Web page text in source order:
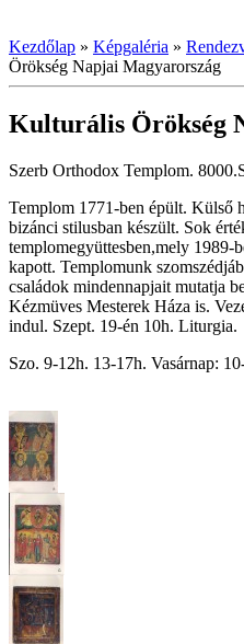
Kezdőlap » Képgaléria »
Örökség Napjai Magyarország
Kulturális Örökség
Szerb Orthodox Templom.
Templom 1771-ben épült. Külső
bizánci stilusban készült. Sok
templomegyüttesben,mely
kapott. Templomunk
családok mindennapjait mutatja
Kézmüves Mesterek Háza is.
indul. Szept. 19-én 10h. Liturgia.
Szo. 9-12h. 13-17h. Vasárnap: